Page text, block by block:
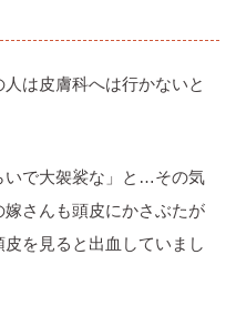
は皮膚科へは行かないと
いで大袈裟な」と…その気
さんも頭皮にかさぶたが
を見ると出血していまし